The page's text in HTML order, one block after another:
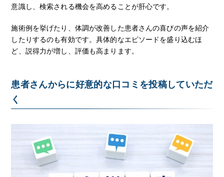
意識し、検索される機会を高めることが肝心です。
施術例を挙げたり、体調が改善した患者さんの喜びの声を紹介
したりするのも有効です。具体的なエピソードを盛り込むほ
ど、説得力が増し、評価も高まります。
患者さんからに好意的な口コミを投稿していただ
く